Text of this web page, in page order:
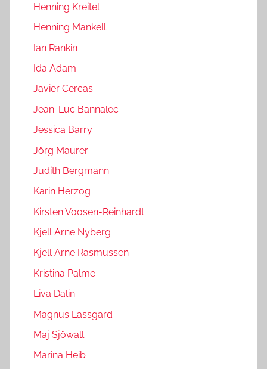
Henning Kreitel
Henning Mankell
Ian Rankin
Ida Adam
Javier Cercas
Jean-Luc Bannalec
Jessica Barry
Jörg Maurer
Judith Bergmann
Karin Herzog
Kirsten Voosen-Reinhardt
Kjell Arne Nyberg
Kjell Arne Rasmussen
Kristina Palme
Liva Dalin
Magnus Lassgard
Maj Sjöwall
Marina Heib